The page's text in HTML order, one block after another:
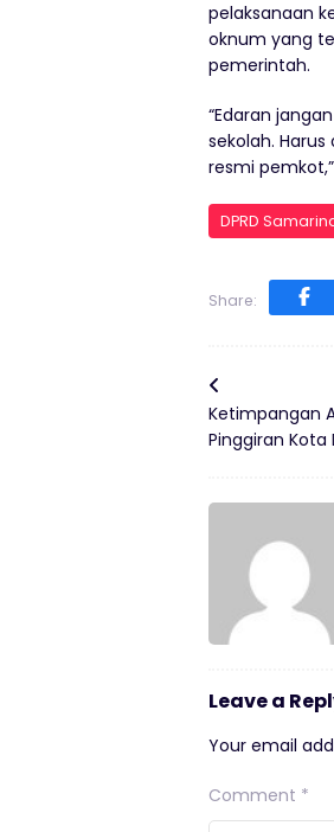
pelaksanaan
oknum yang
pemerintah.
“Edaran
sekolah.
resmi
DPRD
Share:
Ketimpangan
Pinggiran Kota
Leave a
Your email
Comment *